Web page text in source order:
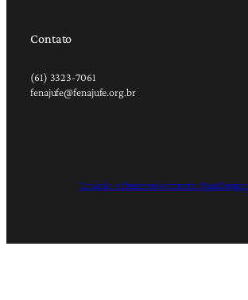
Contato
(61) 3323-7061
fenajufe@fenajufe.org.br
Criação e Desenvolvimento: RapDesign